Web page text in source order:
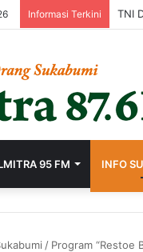
Informasi Terkini
95 FM INFO
/ Program “Restoe